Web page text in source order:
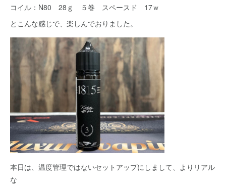
コイル：N80 28ｇ ５巻 スペースド 17ｗ
とこんな感じで、楽しんでおりました。
本日は、温度管理ではないセットアップにしまして、よりリアル
な